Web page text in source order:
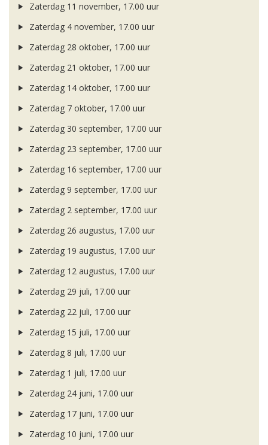
Zaterdag 11 november, 17.00 uur
Zaterdag 4 november, 17.00 uur
Zaterdag 28 oktober, 17.00 uur
Zaterdag 21 oktober, 17.00 uur
Zaterdag 14 oktober, 17.00 uur
Zaterdag 7 oktober, 17.00 uur
Zaterdag 30 september, 17.00 uur
Zaterdag 23 september, 17.00 uur
Zaterdag 16 september, 17.00 uur
Zaterdag 9 september, 17.00 uur
Zaterdag 2 september, 17.00 uur
Zaterdag 26 augustus, 17.00 uur
Zaterdag 19 augustus, 17.00 uur
Zaterdag 12 augustus, 17.00 uur
Zaterdag 29 juli, 17.00 uur
Zaterdag 22 juli, 17.00 uur
Zaterdag 15 juli, 17.00 uur
Zaterdag 8 juli, 17.00 uur
Zaterdag 1 juli, 17.00 uur
Zaterdag 24 juni, 17.00 uur
Zaterdag 17 juni, 17.00 uur
Zaterdag 10 juni, 17.00 uur